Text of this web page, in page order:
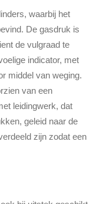
waarbij het
De gasdruk is
de vulgraad te
indicator, met
middel van weging.
van een
leidingwerk, dat
geleid naar de
zijn zodat een